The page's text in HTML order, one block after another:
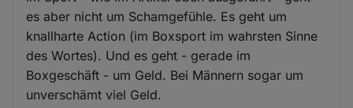
es aber nicht um Schamgefühle. Es geht um
knallharte Action (im Boxsport im wahrsten Sinne
des Wortes). Und es geht - gerade im
Boxgeschäft - um Geld. Bei Männern sogar um
unverschämt viel Geld.